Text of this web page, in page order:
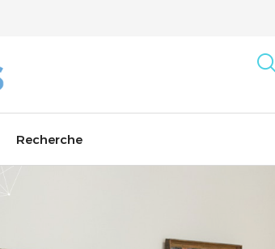
Recherche
Nouveau rapport : Métiers d’art